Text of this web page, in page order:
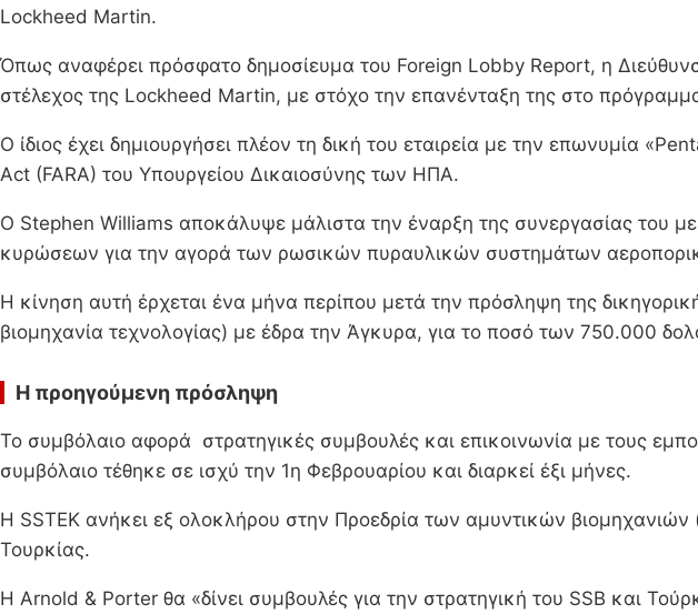
Lockheed Martin.
Όπως αναφέρει πρόσφατο δημοσίευμα του Foreign Lobby Report, η
στέλεχος της Lockheed Martin, με στόχο την επανένταξη της στο
Ο ίδιος έχει δημιουργήσει πλέον τη δική του εταιρεία με την επωνυμία
Act (FARA) του Υπουργείου Δικαιοσύνης των ΗΠΑ.
O Stephen Williams αποκάλυψε μάλιστα την έναρξη της συνεργασίας του
κυρώσεων για την αγορά των ρωσικών πυραυλικών συστημάτων
H κίνηση αυτή έρχεται ένα μήνα περίπου μετά την πρόσληψη της
βιομηχανία τεχνολογίας) με έδρα την Άγκυρα, για το ποσό των 750.000
Η προηγούμενη πρόσληψη
Το συμβόλαιο αφορά στρατηγικές συμβουλές και επικοινωνία με τους
συμβόλαιο τέθηκε σε ισχύ την 1η Φεβρουαρίου και διαρκεί έξι μήνες.
Η SSTEK ανήκει εξ ολοκλήρου στην Προεδρία των αμυντικών βιομηχανιών
Τουρκίας.
Η Arnold & Porter θα «δίνει συμβουλές για την στρατηγική του SSB και